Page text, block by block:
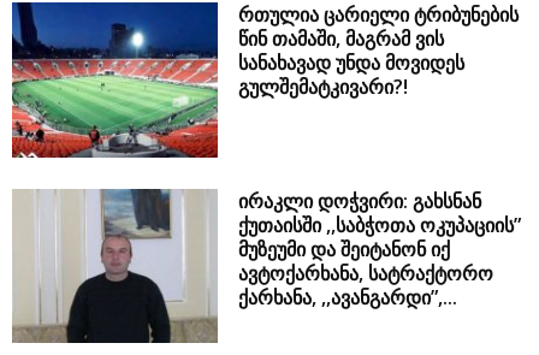
რთულია ცარიელი ტრიბუნების
წინ თამაში, მაგრამ ვის
სანახავად უნდა მოვიდეს
გულშემატკივარი?!
ირაკლი დოჭვირი: გახსნან
ქუთაისში ,,საბჭოთა ოკუპაციის”
მუზეუმი და შეიტანონ იქ
ავტოქარხანა, სატრაქტორო
ქარხანა, ,,ავანგარდი”,...